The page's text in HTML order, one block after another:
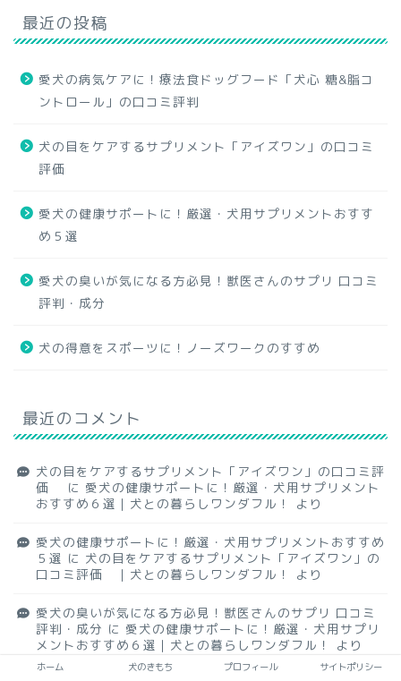
最近の投稿
愛犬の病気ケアに！療法食ドッグフード「犬心 糖&脂コ
ントロール」の口コミ評判
犬の目をケアするサプリメント「アイズワン」の口コミ
評価
愛犬の健康サポートに！厳選・犬用サプリメントおすす
め５選
愛犬の臭いが気になる方必見！獣医さんのサプリ 口コミ
評判・成分
犬の得意をスポーツに！ノーズワークのすすめ
最近のコメント
犬の目をケアするサプリメント「アイズワン」の口コミ評
価
に 愛犬の健康サポートに！厳選・犬用サプリメント
おすすめ６選｜犬との暮らしワンダフル！
より
愛犬の健康サポートに！厳選・犬用サプリメントおすすめ
５選 に 犬の目をケアするサプリメント「アイズワン」の
口コミ評価 ｜犬との暮らしワンダフル！
より
愛犬の臭いが気になる方必見！獣医さんのサプリ 口コミ
評判・成分 に 愛犬の健康サポートに！厳選・犬用サプリ
メントおすすめ６選｜犬との暮らしワンダフル！
より
ホーム 犬のきもち プロフィール サイトポリシー